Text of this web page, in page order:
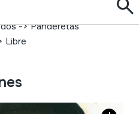
->Panderetas
Libre